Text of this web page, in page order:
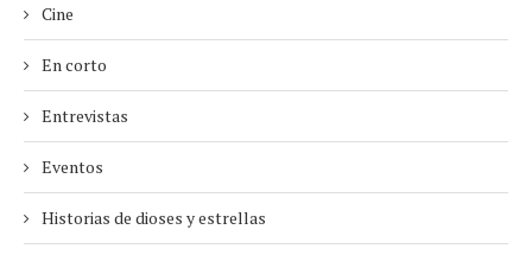
Cine
En corto
Entrevistas
Eventos
Historias de dioses y estrellas